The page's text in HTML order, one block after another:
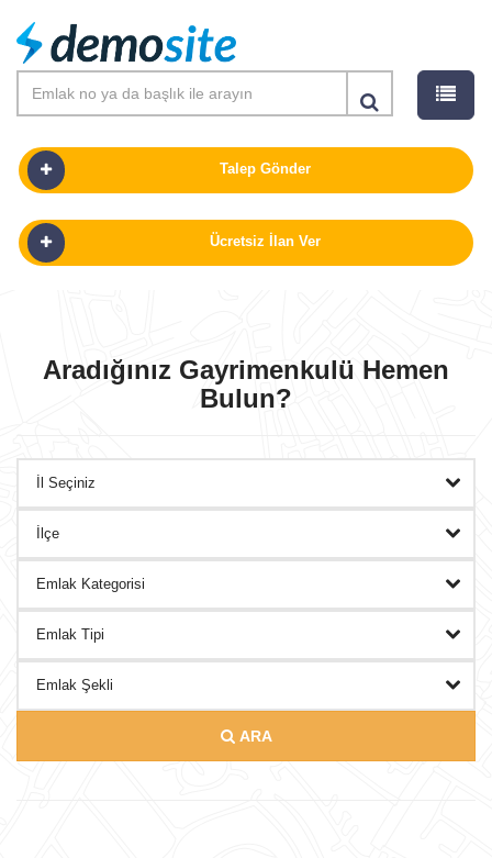
Talep Gönder
Ücretsiz İlan Ver
OFISLER
DANIŞMANLAR
BLOG
İLETISIM
Aradığınız Gayrimenkulü Hemen
Bulun?
ARA